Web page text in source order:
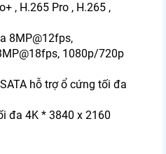
, H.265 Pro , H.265 ,
8MP@12fps,
1080p/720p
hỗ trợ ổ cứng tối đa
đa 4K * 3840 x 2160